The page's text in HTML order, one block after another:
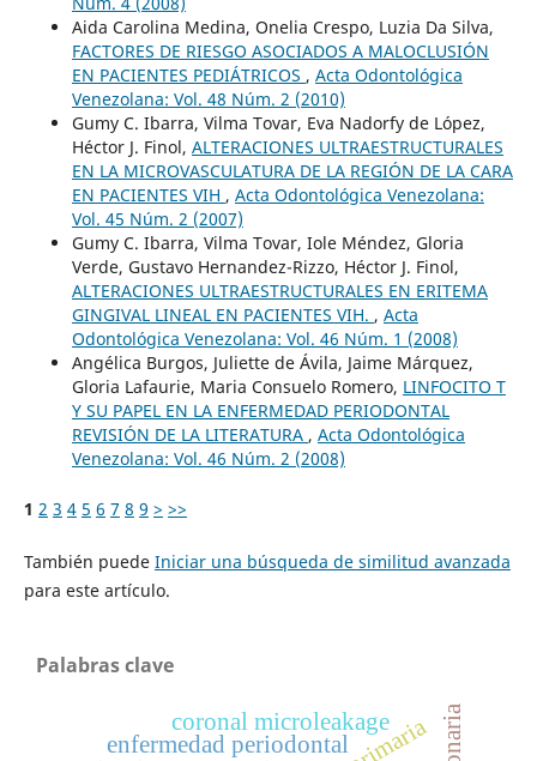
Aida Carolina Medina, Onelia Crespo, Luzia Da Silva,
FACTORES DE RIESGO ASOCIADOS A MALOCLUSIÓN
EN PACIENTES PEDIÁTRICOS , Acta Odontológica
Venezolana: Vol. 48 Núm. 2 (2010)
Gumy C. Ibarra, Vilma Tovar, Eva Nadorfy de López,
Héctor J. Finol, ALTERACIONES ULTRAESTRUCTURALES
EN LA MICROVASCULATURA DE LA REGIÓN DE LA CARA
EN PACIENTES VIH , Acta Odontológica Venezolana:
Vol. 45 Núm. 2 (2007)
Gumy C. Ibarra, Vilma Tovar, Iole Méndez, Gloria
Verde, Gustavo Hernandez-Rizzo, Héctor J. Finol,
ALTERACIONES ULTRAESTRUCTURALES EN ERITEMA
GINGIVAL LINEAL EN PACIENTES VIH. , Acta
Odontológica Venezolana: Vol. 46 Núm. 1 (2008)
Angélica Burgos, Juliette de Ávila, Jaime Márquez,
Gloria Lafaurie, Maria Consuelo Romero, LINFOCITO T
Y SU PAPEL EN LA ENFERMEDAD PERIODONTAL
REVISIÓN DE LA LITERATURA , Acta Odontológica
Venezolana: Vol. 46 Núm. 2 (2008)
1 2 3 4 5 6 7 8 9 > >>
También puede Iniciar una búsqueda de similitud avanzada
para este artículo.
Palabras clave
coronal microleakage
enfermedad periodontal